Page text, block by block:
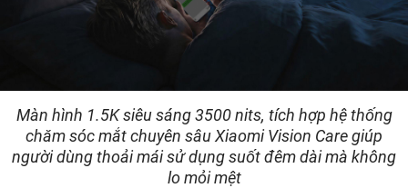
Màn hình 1.5K siêu sáng 3500 nits, tích hợp hệ thống
chăm sóc mắt chuyên sâu Xiaomi Vision Care giúp
người dùng thoải mái sử dụng suốt đêm dài mà không
lo mỏi mệt